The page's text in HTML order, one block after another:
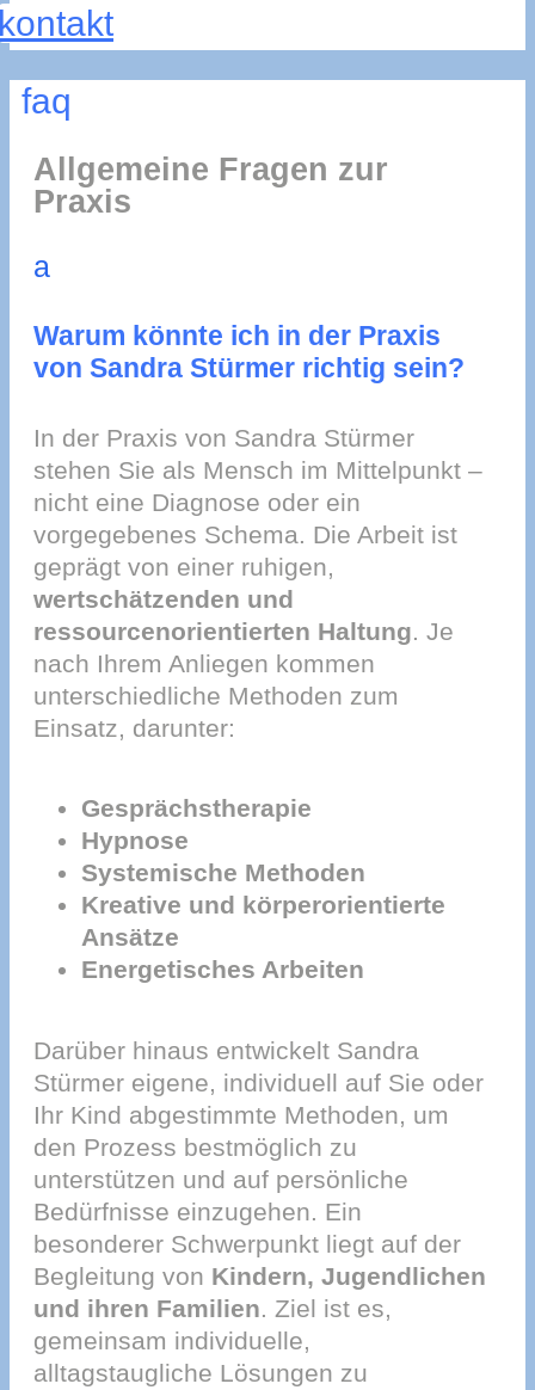
faq
Allgemeine Fragen zur
Praxis
a
Warum könnte ich in der Praxis
von Sandra Stürmer richtig sein?
In der Praxis von Sandra Stürmer
stehen Sie als Mensch im Mittelpunkt –
nicht eine Diagnose oder ein
vorgegebenes Schema. Die Arbeit ist
geprägt von einer ruhigen,
wertschätzenden und
ressourcenorientierten Haltung. Je
nach Ihrem Anliegen kommen
unterschiedliche Methoden zum
Einsatz, darunter:
Gesprächstherapie
Hypnose
Systemische Methoden
Kreative und körperorientierte
Ansätze
Energetisches Arbeiten
Darüber hinaus entwickelt Sandra
Stürmer eigene, individuell auf Sie oder
Ihr Kind abgestimmte Methoden, um
den Prozess bestmöglich zu
unterstützen und auf persönliche
Bedürfnisse einzugehen. Ein
besonderer Schwerpunkt liegt auf der
Begleitung von Kindern, Jugendlichen
und ihren Familien. Ziel ist es,
gemeinsam individuelle,
alltagstaugliche Lösungen zu